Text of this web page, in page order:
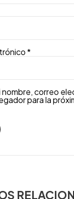
*
nombre, correo
para la